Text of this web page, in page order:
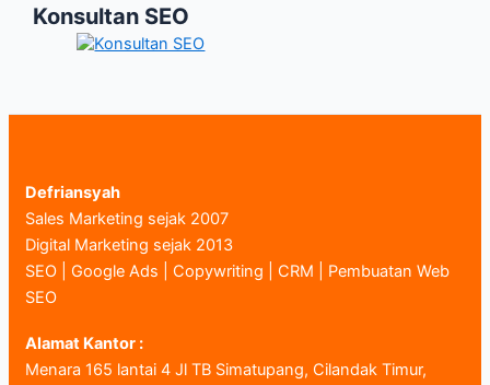
Konsultan SEO
Defriansyah
Sales Marketing sejak 2007
Digital Marketing sejak 2013
SEO | Google Ads | Copywriting | CRM | Pembuatan Web
SEO
Alamat Kantor :
Menara 165 lantai 4 Jl TB Simatupang, Cilandak Timur,